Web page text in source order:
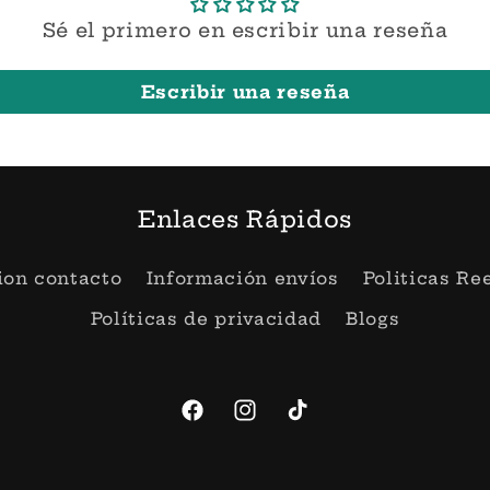
Sé el primero en escribir una reseña
Escribir una reseña
Enlaces Rápidos
contacto Información envíos
Politicas
Políticas de privacidad
Blogs
FacebookInstagram
TikTok